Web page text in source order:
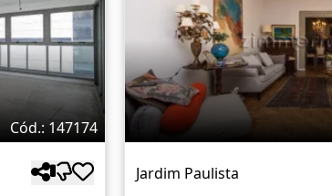
Cód.: 147174
Jardim Paulista